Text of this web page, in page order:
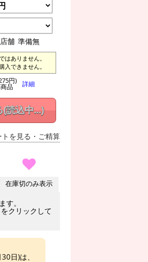
店舗 準備無
はありません。
入できません。
円)
品 詳細
(読込中...)
トを見る ・ご精算
在庫切のみ表示
す。
をクリックして
日)は、